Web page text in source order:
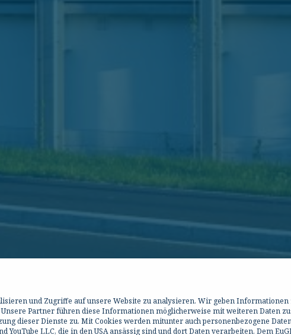
und Zugriffe auf unsere Website zu analysieren. Wir geben
Partner führen diese Informationen möglicherweise mit weiteren Daten
dieser Dienste zu. Mit Cookies werden mitunter auch personenbezogene
YouTube LLC, die in den USA ansässig sind und dort Daten verarbeiten. Dem